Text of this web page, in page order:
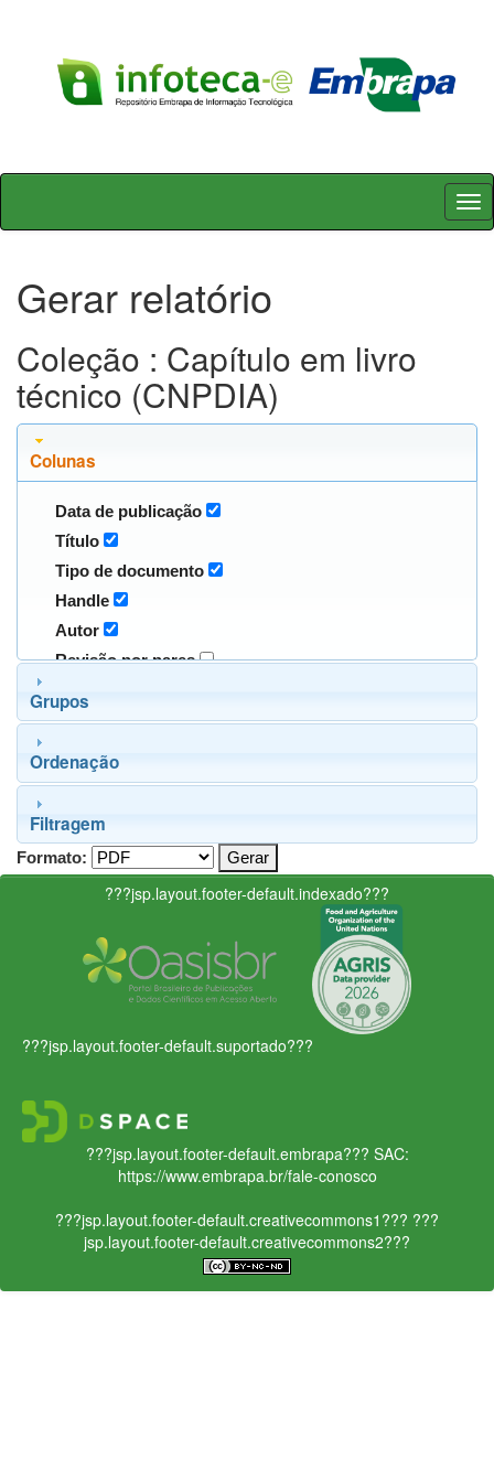
Skip
Gerar relatório
Coleção : Capítulo em livro
técnico (CNPDIA)
Colunas
Data de publicação
Título
Tipo de documento
Handle
Autor
Revisão por pares
Grupos
Ordenação
Filtragem
Formato:
???jsp.layout.footer-default.indexado???
???jsp.layout.footer-default.suportado???
???jsp.layout.footer-default.embrapa??? SAC:
https://www.embrapa.br/fale-conosco
???jsp.layout.footer-default.creativecommons1??? ???
jsp.layout.footer-default.creativecommons2???